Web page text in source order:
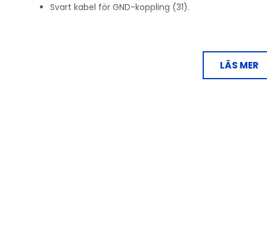
Svart kabel för GND-koppling (31).
hög-låg omvandlare utan att skada den ursprungliga
lösning för dem som vill uppgradera sin bils
kompatibel med ett brett utbud av bilmodeller, vilket
LÄS MER